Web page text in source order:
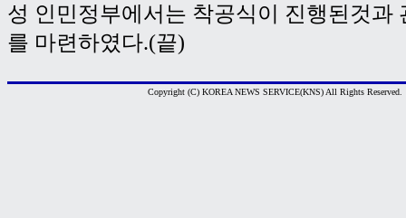
성 인민정부에서는 착공식이 진행된것과
를 마련하였다.(끝)
Copyright (C) KOREA NEWS SERVICE(KNS) All Rights Reserved.